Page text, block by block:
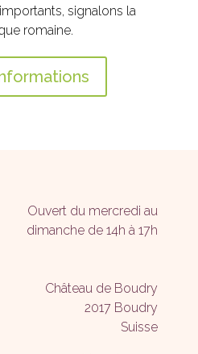
signalons la
romaine.
Ouvert du mercredi au
dimanche de 14h à 17h
Château de Boudry
2017 Boudry
Suisse